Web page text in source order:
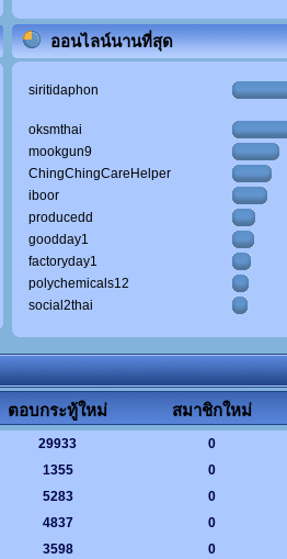
ออนไลน์นานที่สุด
siritidaphon
oksmthai
mookgun9
ChingChingCareHelper
iboor
producedd
goodday1
factoryday1
polychemicals12
social2thai
ตอบกระทู้ใหม่ สมาชิกใหม่
29933 0
1355 0
5283 0
4837 0
3598 0